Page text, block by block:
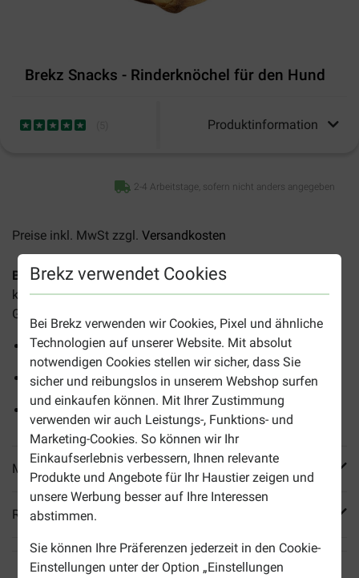
Brekz verwendet Cookies
Bei Brekz verwenden wir Cookies, Pixel und ähnliche
Technologien auf unserer Website. Mit absolut
notwendigen Cookies stellen wir sicher, dass Sie
sicher und reibungslos in unserem Webshop surfen
und einkaufen können. Mit Ihrer Zustimmung
verwenden wir auch Leistungs-, Funktions- und
Marketing-Cookies. So können wir Ihr
Einkaufserlebnis verbessern, Ihnen relevante
Produkte und Angebote für Ihr Haustier zeigen und
unsere Werbung besser auf Ihre Interessen
abstimmen.
Sie können Ihre Präferenzen jederzeit in den Cookie-
Einstellungen unter der Option „Einstellungen
Brekz Snacks - Rinderknöchel für den Hund
Produktinformation
2-4 Arbeitstage, sofern nicht anders angegeben
Preise inkl. MwSt zzgl. Versandkosten
Brekz Snacks - Rinderknöchel für den Hund
köstlicher natürlicher Snack für Hunde aller Rassen und
Grössen.
Natürliches Produkt
Leckerbissen für alle Hunde
Für ein lang anhaltendes Kauvergnügen
Mehr Produktinfos
Reviews